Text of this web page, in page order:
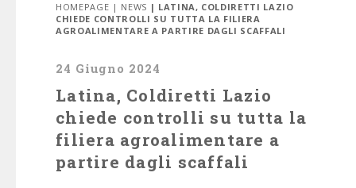
HOMEPAGE | NEWS | LATINA, COLDIRETTI LAZIO
CHIEDE CONTROLLI SU TUTTA LA FILIERA
AGROALIMENTARE A PARTIRE DAGLI SCAFFALI
24 Giugno 2024
Latina, Coldiretti Lazio
chiede controlli su tutta la
filiera agroalimentare a
partire dagli scaffali